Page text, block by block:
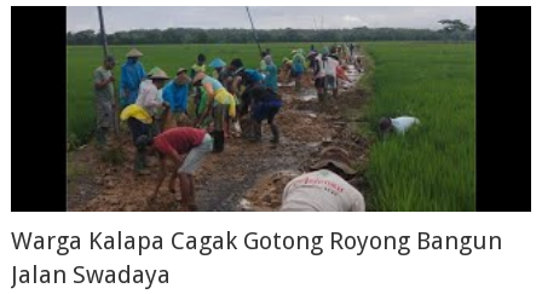
Warga Kalapa Cagak Gotong Royong Bangun
Jalan Swadaya